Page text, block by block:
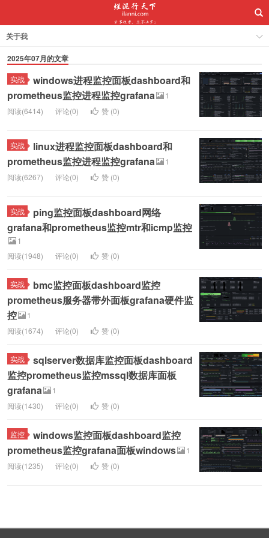
关于我
2025年07月的文章
实战
windows进程监控面板dashboard和
prometheus监控进程监控grafana
1
阅读(6414)
评论(0) 赞 (0)
实战
linux进程监控面板dashboard和
prometheus监控进程监控grafana
1
阅读(6267)
评论(0) 赞 (0)
实战
ping监控面板dashboard网络
grafana和prometheus监控mtr和icmp监控
1
阅读(1948)
评论(0) 赞 (0)
实战
bmc监控面板dashboard监控
prometheus服务器带外面板grafana硬件监
控
1
阅读(1674)
评论(0) 赞 (0)
实战
sqlserver数据库监控面板dashboard
监控prometheus监控mssql数据库面板
grafana
1
阅读(1430)
评论(0) 赞 (0)
监控
windows监控面板dashboard监控
prometheus监控grafana面板windows
1
阅读(1235)
评论(0) 赞 (0)